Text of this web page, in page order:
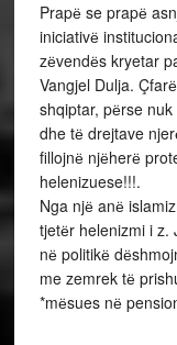
Prapё se prapё
iniciativё
zёvendёs kryetar
Vangjel Dulja.
shqiptar, pёrse
dhe tё drejtave
fillojnё njёherё
helenizuese!!!.
Nga njё anё
tjetёr helenizmi i z.
nё politikё
me zemrek tё
*mёsues nё